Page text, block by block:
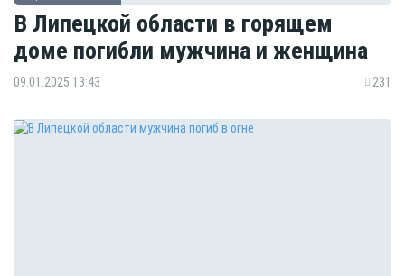
В Липецкой области в горящем
доме погибли мужчина и женщина
09.01.2025 13:43 231